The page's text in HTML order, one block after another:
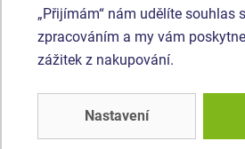
Podobné
Herní sestava klasik
„Přijímám“ nám udělíte souhlas
zpracováním a my vám
zážitek z nakupování.
Nastavení